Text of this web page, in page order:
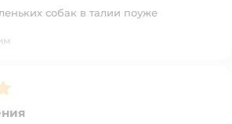
собак в талии поуже